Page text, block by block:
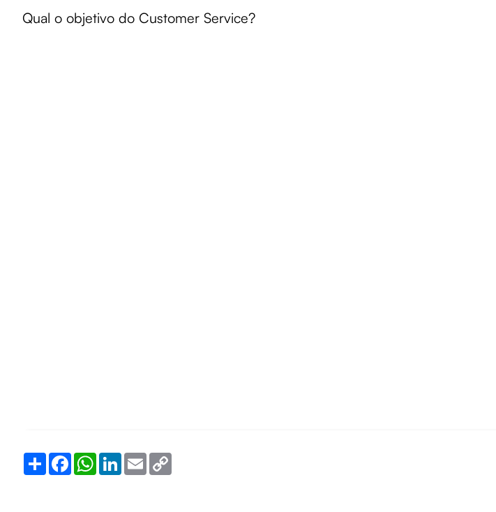
Qual o objetivo do Customer Service?
Share FacebookWhatsApp
LinkedInEmail